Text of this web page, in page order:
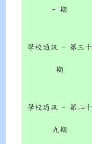
一期
學校通訊 - 第三十
期
學校通訊 - 第二十
九期